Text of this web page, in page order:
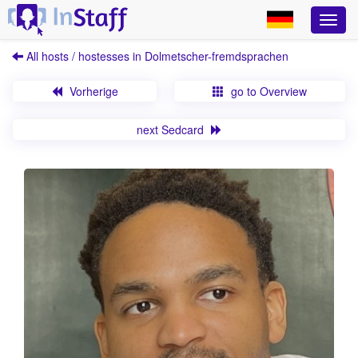
All hosts / hostesses in Dolmetscher-fremdsprachen
Vorherige go to Overview
next Sedcard